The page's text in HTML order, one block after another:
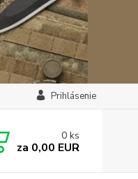
Prihlásenie
0 ks
za 0,00 EUR